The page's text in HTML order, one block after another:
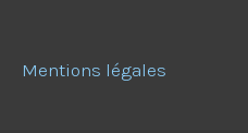
Mentions légales